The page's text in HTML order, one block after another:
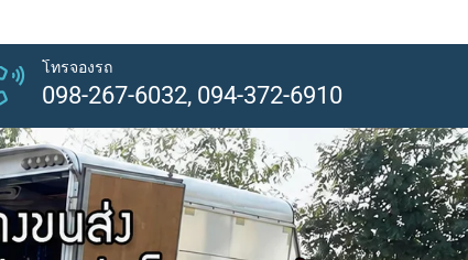
โทรจองรถ
098-267-6032, 094-372-6910